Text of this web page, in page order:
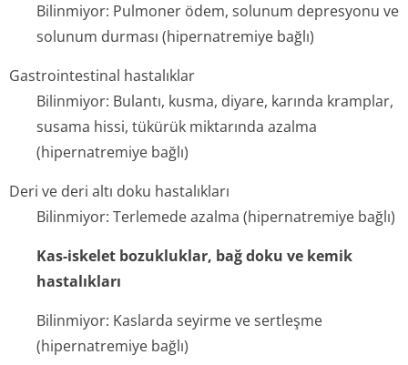
Bilinmiyor: Pulmoner ödem, solunum depresyonu ve
solunum durması (hipernatremi­ye bağlı)
Gastrointestinal hastalıklar
Bilinmiyor: Bulantı, kusma, diyare, karında kramplar,
susama hissi, tükürük miktarında azalma
(hipernatremi­ye bağlı)
Deri ve deri altı doku hastalıkları
Bilinmiyor: Terlemede azalma (hipernatremiye bağlı)
Kas-iskelet bozukluklar, bağ doku ve kemik
hastalıkları
Bilinmiyor: Kaslarda seyirme ve sertleşme
(hipernatremi­ye bağlı)